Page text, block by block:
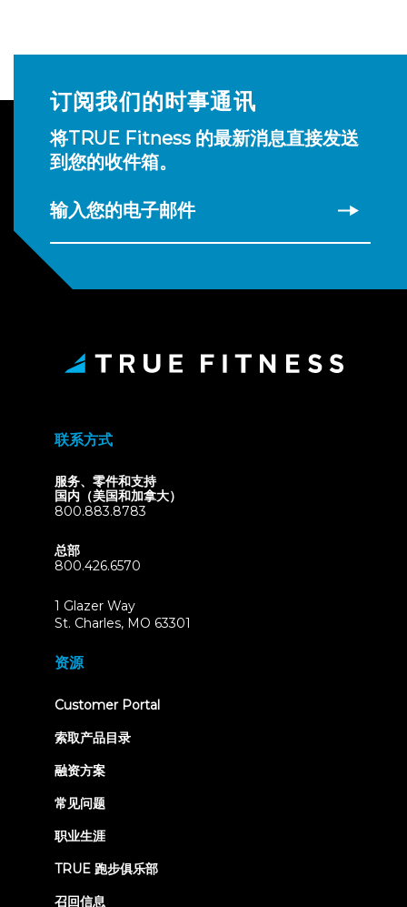
订阅我们的时事通讯
将TRUE Fitness 的最新消息直接发送
到您的收件箱。
输入您的电子邮件
联系方式
服务、零件和支持
国内（美国和加拿大）
800.883.8783
总部
800.426.6570
1 Glazer Way
St. Charles, MO 63301
资源
Customer Portal(opens
索取产品目录
融资方案
常见问题
职业生涯
TRUE 跑步俱乐部
召回信息